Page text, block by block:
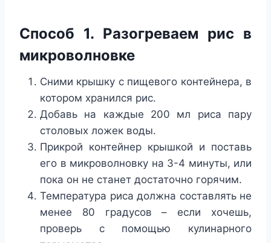
Способ 1. Разогреваем рис в
микроволновке
Сними крышку с пищевого контейнера, в
котором хранился рис.
Добавь на каждые 200 мл риса пару
столовых ложек воды.
Прикрой контейнер крышкой и поставь
его в микроволновку на 3-4 минуты, или
пока он не станет достаточно горячим.
Температура риса должна составлять не
менее 80 градусов – если хочешь,
проверь с помощью кулинарного